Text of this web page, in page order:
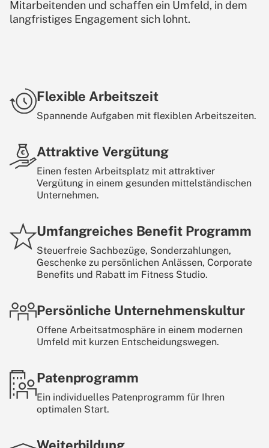
Mitarbeitenden und schaffen ein Umfeld, in dem
langfristiges Engagement sich lohnt.
Flexible Arbeitszeit
Spannende Aufgaben mit flexiblen Arbeitszeiten.
Attraktive Vergütung
Einen festen Arbeitsplatz mit attraktiver
Vergütung in einem gesunden mittelständischen
Unternehmen.
Umfangreiches Benefit Programm
Steuerfreie Sachbezüge, Sonderzahlungen,
Geschenke zu persönlichen Anlässen, Corporate
Benefits und Rabatt im Fitness Studio.
Persönliche Unternehmenskultur
Offene Arbeitsatmosphäre in einem modernen
Umfeld mit kurzen Entscheidungswegen.
Patenprogramm
Ein individuelles Patenprogramm für Ihren
optimalen Start.